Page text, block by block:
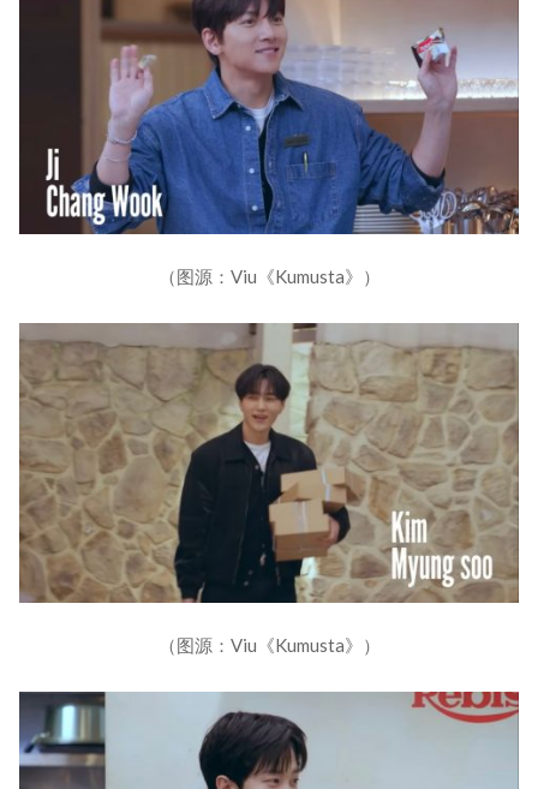
（图源：Viu《Kumusta》）
（图源：Viu《Kumusta》）